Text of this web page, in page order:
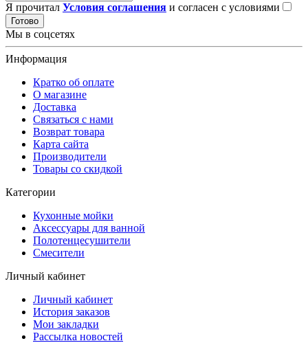
Я прочитал Условия соглашения и согласен с условиями
Готово
Мы в соцсетях
Информация
Кратко об оплате
О магазине
Доставка
Связаться с нами
Возврат товара
Карта сайта
Производители
Товары со скидкой
Категории
Кухонные мойки
Аксессуары для ванной
Полотенцесушители
Смесители
Личный кабинет
Личный кабинет
История заказов
Мои закладки
Рассылка новостей